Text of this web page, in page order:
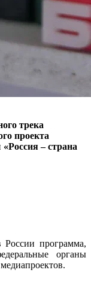
трека
проекта
– страна
России программа,
органы